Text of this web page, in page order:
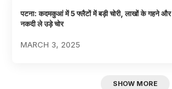
पटना: कदमकुआं में 5 फ्लैटों में बड़ी चोरी, लाखों के गहने और
नकदी ले उड़े चोर
MARCH 3, 2025
SHOW MORE